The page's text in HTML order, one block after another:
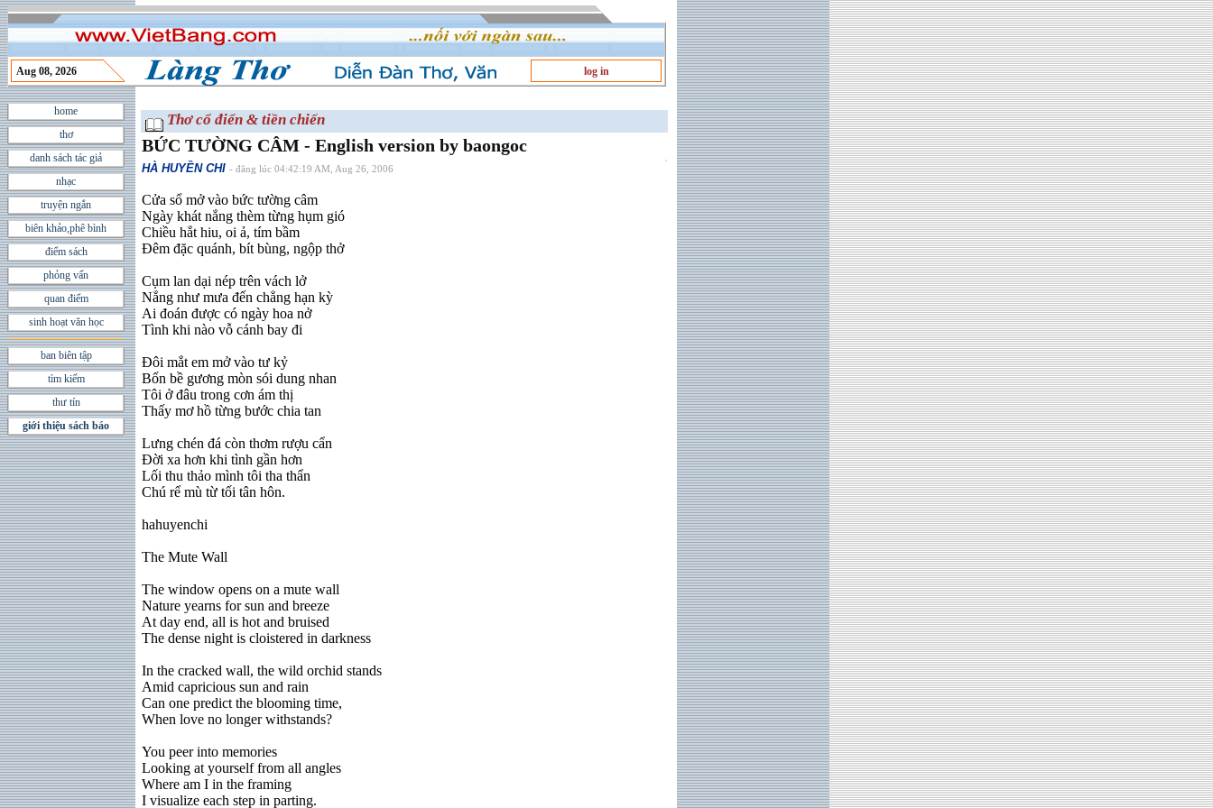
Aug 08, 2026 log in
home
thơ
danh sách tác giả
nhạc
truyện ngắn
biên khảo,phê bình
điểm sách
phỏng vấn
quan điểm
sinh hoạt văn học
ban biên tập
tìm kiếm
thư tín
giới thiệu sách báo
Thơ cổ điển & tiền chiến
BỨC TƯỜNG CÂM - English version by baongoc
HÀ HUYỀN CHI - đăng lúc 04:42:19 AM, Aug 26, 2006
Cửa sổ mở vào bức tường câm
Ngày khát nắng thèm từng hụm gió
Chiều hắt hiu, oi ả, tím bầm
Ðêm đặc quánh, bít bùng, ngộp thở
Cụm lan dại nép trên vách lở
Nắng như mưa đến chẳng hạn kỳ
Ai đoán được có ngày hoa nở
Tình khi nào vỗ cánh bay đi
Ðôi mắt em mở vào tư kỷ
Bốn bề gương mòn sói dung nhan
Tôi ở đâu trong cơn ám thị
Thấy mơ hồ từng bước chia tan
Lưng chén đá còn thơm rượu cẩn
Ðời xa hơn khi tình gần hơn
Lối thu thảo mình tôi tha thẩn
Chú rể mù từ tối tân hôn.
hahuyenchi
The Mute Wall
The window opens on a mute wall
Nature yearns for sun and breeze
At day end, all is hot and bruised
The dense night is cloistered in darkness
In the cracked wall, the wild orchid stands
Amid capricious sun and rain
Can one predict the blooming time,
When love no longer withstands?
You peer into memories
Looking at yourself from all angles
Where am I in the framing
I visualize each step in parting.